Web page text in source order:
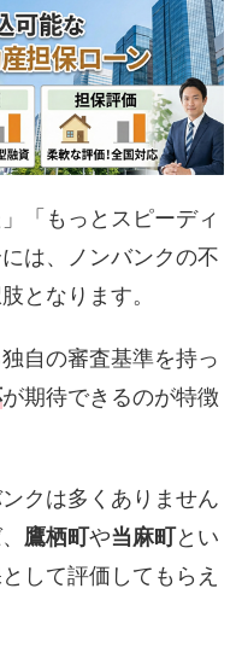
「もっとスピーディ
は、ノンバンクの不
となります。
自の審査基準を持っ
が期待できるのが特徴
クは多くありません
鷹栖町や当麻町とい
して評価してもらえ